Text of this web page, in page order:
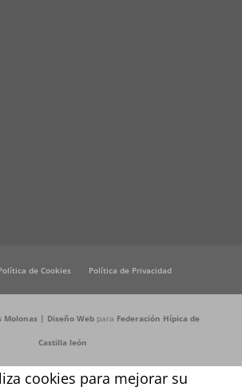
de Cookies Política de Privacidad
Molonas | Diseño Web para Federación Hípica de
Castilla león
cookies para mejorar su